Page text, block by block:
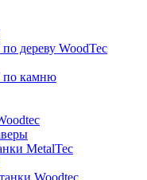
дереву WoodTec
по камню
MetalTec